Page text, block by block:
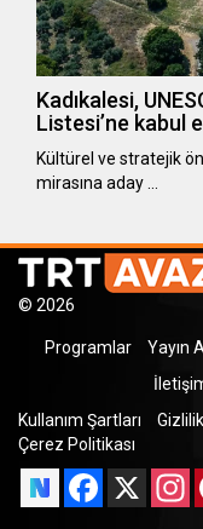
Kadıkalesi,
Listesi’ne kabul
Kültürel ve stratejik
mirasına aday …
© 2026
Programlar Yayın
Kullanım Şartları
Çerez Politikası
Facebook
X